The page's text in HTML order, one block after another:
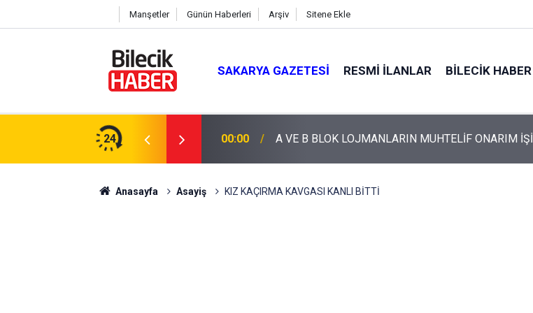
Manşetler Günün Haberleri Arşiv Sitene Ekle
SAKARYA GAZETESI RESMI İLANLAR BILECIK HABER
24 00:00 A VE B BLOK LOJMANLARIN MUHTELİF ONARIM İŞİ
Anasayfa Asayiş KIZ KAÇIRMA KAVGASI KANLI BİTTİ